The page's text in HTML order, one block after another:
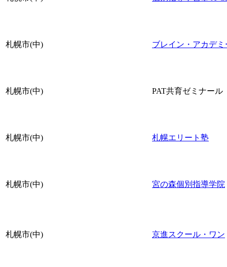
札幌市(中) ブレイン・アカデミ
札幌市(中) PAT共育ゼミナール
札幌市(中) 札幌エリート塾
札幌市(中) 宮の森個別指導学院
札幌市(中) 京進スクール・ワン